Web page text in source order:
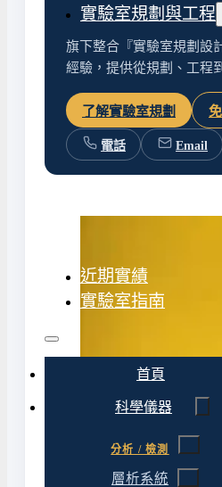
實驗室規劃與工程
實驗室建
實驗桌規
近期實績
實驗室指南
首頁
科學儀器
分析 / 檢測
層析系統
旗下整合『實驗室規劃設
經驗，提供從規劃、工程
了解實驗室規劃
電話 Email